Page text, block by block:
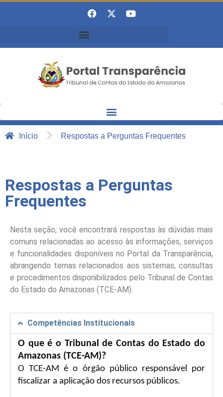
Início Respostas a Perguntas Frequentes
Respostas a Perguntas
Frequentes
Nesta seção, você encontrará respostas às dúvidas mais
comuns relacionadas ao acesso às informações, serviços
e funcionalidades disponíveis no Portal da Transparência,
abrangendo temas relacionados aos sistemas, consultas
e procedimentos disponibilizados pelo Tribunal de Contas
do Estado do Amazonas (TCE-AM).
Competências Institucionais
O que é o Tribunal de Contas do Estado do
Amazonas (TCE-AM)?
O TCE-AM é o órgão público responsável por
fiscalizar a aplicação dos recursos públicos.